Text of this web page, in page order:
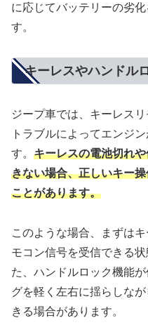
に応じてバッテリーの劣
す。
キーレスやハンドル
ジープ車では、キーレス
トラブルによってエンジ
す。 キーレスの電池切れ
きない場合、正しいキー
ことがあります。
このような場合、まずは
モコン信号を受信できる
た、ハンドルロック機能
グを軽く左右に揺らしな
きる場合があります。